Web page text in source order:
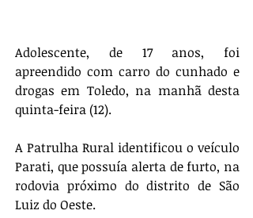
Adolescente, de 17 anos, foi
apreendido com carro do cunhado e
drogas em Toledo, na manhã desta
quinta-feira (12).
A Patrulha Rural identificou o veículo
Parati, que possuía alerta de furto, na
rodovia próximo do distrito de São
Luiz do Oeste.